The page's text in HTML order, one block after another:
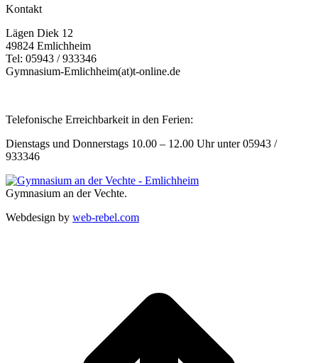
Kontakt
Lägen Diek 12
49824 Emlichheim
Tel: 05943 / 933346
Gymnasium-Emlichheim(at)t-online.de
Telefonische Erreichbarkeit in den Ferien:
Dienstags und Donnerstags 10.00 – 12.00 Uhr unter 05943 /
933346
Gymnasium an der Vechte.
Webdesign by web-rebel.com